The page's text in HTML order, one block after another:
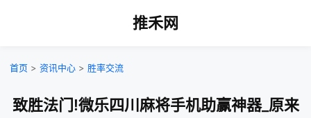
推禾网
首页 > 资讯中心 > 胜率交流
致胜法门!微乐四川麻将手机助赢神器_原来